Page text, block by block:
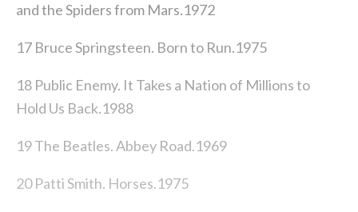
and the Spiders from Mars.1972
17 Bruce Springsteen. Born to Run.1975
18 Public Enemy. It Takes a Nation of Millions to
Hold Us Back.1988
19 The Beatles. Abbey Road.1969
20 Patti Smith. Horses.1975